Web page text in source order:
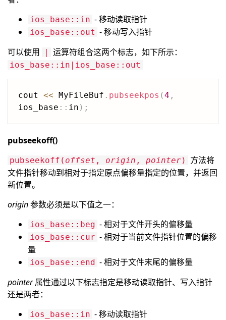
ios_base::in - 移动读取指针
ios_base::out - 移动写入指针
可以使用
| 运算符组合这两个标志，如下所示：
ios_base::in|ios_base::out
cout << MyFileBuf . pubseekpos (4 ,
ios_base :: in ) ;
pubseekoff()
pubseekoff( offset , origin , pointer)
方法将
文件指针移动到相对于指定原点偏移量指定的位置，并返回
新位置。
origin参数必须是以下值之一：
ios_base::beg - 相对于文件开头的偏移量
ios_base::cur - 相对于当前文件指针位置的偏移
量
ios_base::end - 相对于文件末尾的偏移量
pointer属性通过以下标志指定是移动读取指针、写入指针
还是两者：
ios_base::in - 移动读取指针